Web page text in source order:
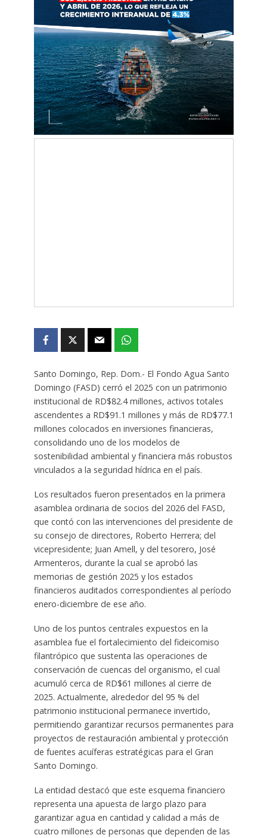
Santo Domingo, Rep. Dom.- El Fondo Agua Santo
Domingo (FASD) cerró el 2025 con un patrimonio
institucional de RD$82.4 millones, activos totales
ascendentes a RD$91.1 millones y más de RD$77.1
millones colocados en inversiones financieras,
consolidando uno de los modelos de
sostenibilidad ambiental y financiera más robustos
vinculados a la seguridad hídrica en el país.
Los resultados fueron presentados en la primera
asamblea ordinaria de socios del 2026 del FASD,
que contó con las intervenciones del presidente de
su consejo de directores, Roberto Herrera; del
vicepresidente; Juan Amell, y del tesorero, José
Armenteros, durante la cual se aprobó las
memorias de gestión 2025 y los estados
financieros auditados correspondientes al período
enero-diciembre de ese año.
Uno de los puntos centrales expuestos en la
asamblea fue el fortalecimiento del fideicomiso
filantrópico que sustenta las operaciones de
conservación de cuencas del organismo, el cual
acumuló cerca de RD$61 millones al cierre de
2025. Actualmente, alrededor del 95 % del
patrimonio institucional permanece invertido,
permitiendo garantizar recursos permanentes para
proyectos de restauración ambiental y protección
de fuentes acuíferas estratégicas para el Gran
Santo Domingo.
La entidad destacó que este esquema financiero
representa una apuesta de largo plazo para
garantizar agua en cantidad y calidad a más de
cuatro millones de personas que dependen de las